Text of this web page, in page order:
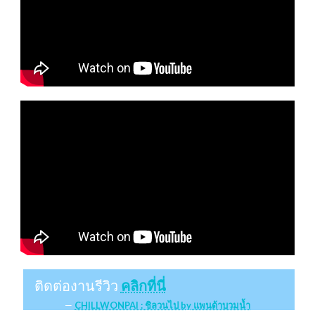
ติดต่องานรีวิว คลิกที่นี่
CHILLWONPAI : ชิลวนไป by แพนด้าบวมน้ำ